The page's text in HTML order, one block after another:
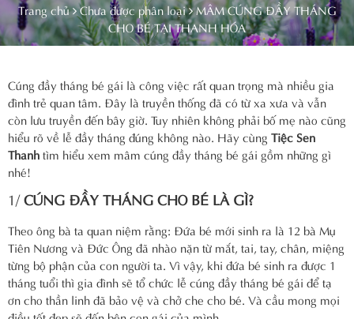
Trang chủ Chưa được phân loại
MÂM CÚNG ĐẦY THÁNG
CHO BÉ TẠI THANH HÓA
Cúng đầy tháng bé gái là công việc rất quan trọng mà nhiều gia
đình trẻ quan tâm. Đây là truyền thống đã có từ xa xưa và vẫn
còn lưu truyền đến bây giờ. Tuy nhiên không phải bố mẹ nào cũng
hiểu rõ về lễ đầy tháng đúng không nào. Hãy cùng Tiệc Sen
Thanhtìm hiểu xem mâm cúng đầy tháng bé gái gồm những gì
nhé!
1/CÚNG ĐẦY THÁNG CHO BÉ LÀ GÌ?
Theo ông bà ta quan niệm rằng: Đứa bé mới sinh ra là 12 bà Mụ
Tiên Nương và Đức Ông đã nhào nặn từ mắt, tai, tay, chân, miệng
từng bộ phận của con người ta. Vì vậy, khi đứa bé sinh ra được 1
tháng tuổi thì gia đình sẽ tổ chức lễ cúng đầy tháng bé gái để tạ
ơn cho thần linh đã bảo vệ và chở che cho bé. Và cầu mong mọi